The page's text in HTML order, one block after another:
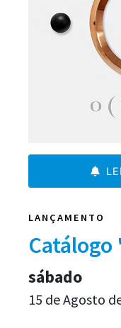
LANÇAMENTO
sábado
15 de Agosto